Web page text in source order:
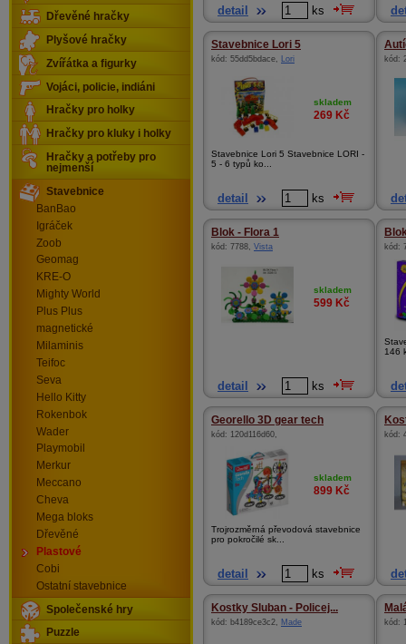
detail ks
Stavebnice Lori 5
kód: 55dd5bdace, Lori
skladem
269 Kč
Stavebnice Lori 5 Stavebnice LORI -
5 - 6 typů ko...
detail ks
kód:
Blok - Flora 1
kód: 7788, Vista
skladem
599 Kč
detail ks
kód:
146
Georello 3D gear tech
kód: 120d116d60,
skladem
899 Kč
Trojrozměrná převodová stavebnice
pro pokročilé sk...
detail ks
kód:
Kostky Sluban - Policej...
kód: b4189ce3c2, Made kód:
Dřevěné hračky
Plyšové hračky
Zvířátka a figurky
Vojáci, policie, indiáni
Hračky pro holky
Hračky pro kluky i holky
Hračky a potřeby pro
nejmenší
Stavebnice
BanBao
Igráček
Zoob
Geomag
KRE-O
Mighty World
Plus Plus
magnetické
Milaminis
Teifoc
Seva
Hello Kitty
Rokenbok
Wader
Playmobil
Merkur
Meccano
Cheva
Mega bloks
Dřevěné
Plastové
Cobi
Ostatní stavebnice
Společenské hry
Puzzle